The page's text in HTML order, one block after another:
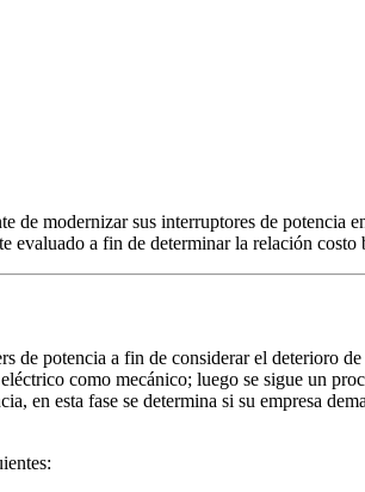
modernizar sus interruptores de potencia
a fin de determinar la relación costo
de potencia a fin de considerar el deterioro
como mecánico; luego se sigue un
en esta fase se determina si su empresa